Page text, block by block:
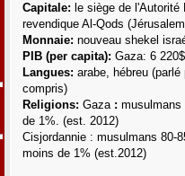
Capitale: e siège de l'Autorité
revendique Al-Qods
Monnaie: nouveau shekel
PIB (per capita): Gaza: 6
Langues: arabe, hébreu
compris)
Religions: Gaza: musulmans
de 1%. (est. 2012)
Cisjordannie : musulmans 80-
moins de 1% (est.2012)